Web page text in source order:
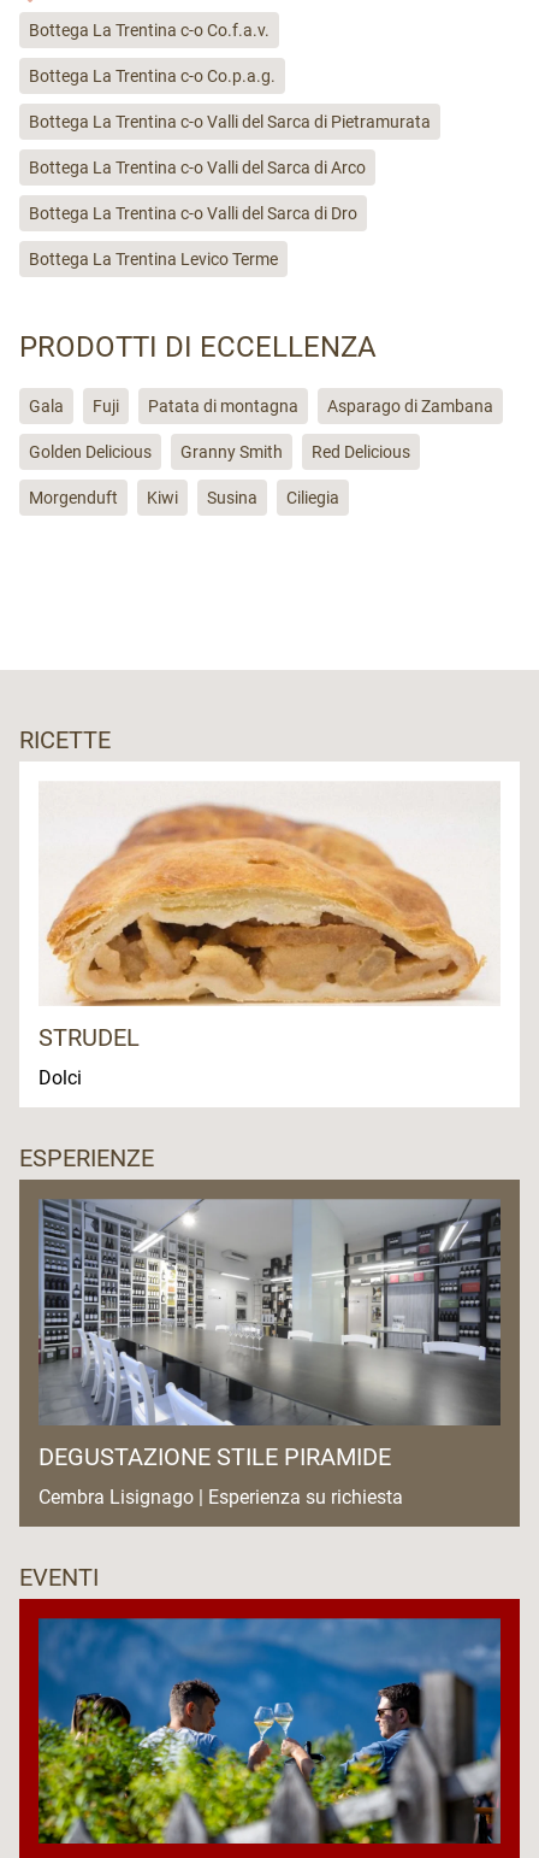
Bottega La Trentina c-o Co.f.a.v.
Bottega La Trentina c-o Co.p.a.g.
Bottega La Trentina c-o Valli del Sarca di Pietramurata
Bottega La Trentina c-o Valli del Sarca di Arco
Bottega La Trentina c-o Valli del Sarca di Dro
Bottega La Trentina Levico Terme
PRODOTTI DI ECCELLENZA
Gala Fuji Patata di montagna Asparago di Zambana
Golden Delicious Granny Smith Red Delicious
Morgenduft Kiwi Susina Ciliegia
RICETTE
STRUDEL
Dolci
ESPERIENZE
DEGUSTAZIONE STILE PIRAMIDE
Cembra Lisignago | Esperienza su richiesta
EVENTI